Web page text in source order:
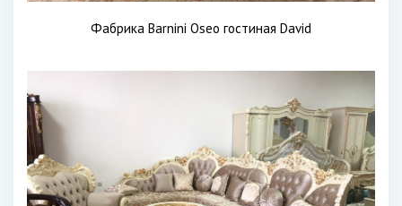
Фабрика Barnini Oseo гостиная David